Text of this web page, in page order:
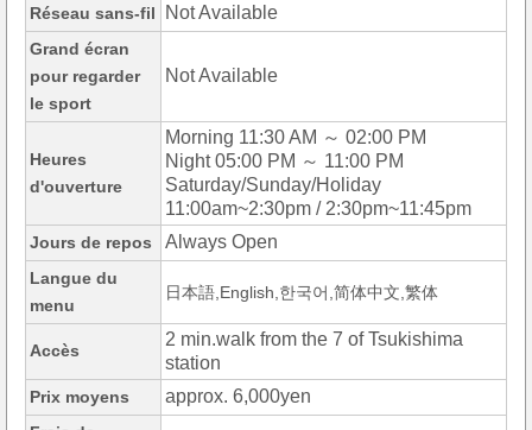
Réseau sans-fil Not Available
Grand écran
pour regarder
le sport
Not Available
Heures
d'ouverture
Morning 11:30 AM ～ 02:00 PM
Night 05:00 PM ～ 11:00 PM
Saturday/Sunday/Holiday
11:00am~2:30pm / 2:30pm~11:45pm
Jours de repos Always Open
Langue du
menu
日本語,English,한국어,简体中文,繁体
Accès
2 min.walk from the 7 of Tsukishima
station
Prix moyens approx. 6,000yen